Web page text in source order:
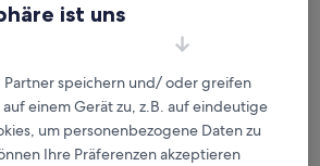
ist uns
Partner speichern und/ oder greifen
einem Gerät zu, z.B. auf eindeutige
um personenbezogene Daten zu
Ihre Präferenzen akzeptieren